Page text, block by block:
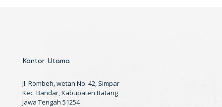
Kantor Utama
Jl. Rombeh, wetan No. 42, Simpar
Kec. Bandar, Kabupaten Batang
Jawa Tengah 51254